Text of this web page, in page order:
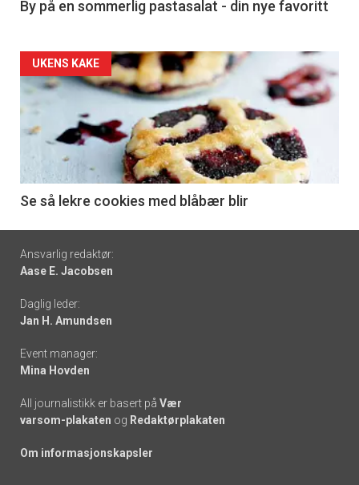
5
By på en sommerlig pastasalat - din nye favoritt
Forsiden
akkurat
nå
6
UKENS KAKE
Se så lekre cookies med blåbær blir
Footer
-
links
Ansvarlig redaktør:
Aase E. Jacobsen
Daglig leder:
Jan H. Amundsen
Event manager:
Mina Hovden
All journalistikk er basert på Vær
varsom-plakaten og Redaktørplakaten
Om informasjonskapsler